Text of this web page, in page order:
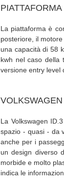
La piattaforma è
posteriore, il
una capacità di 58
kwh nel caso della
versione entry level
La Volkswagen
spazio - quasi - da
anche per i
un design diverso
morbide e molto
indica le